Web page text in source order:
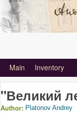
Main Inventory
"Великий
Author: Platonov Andrey